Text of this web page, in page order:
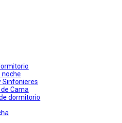
noche
Sinfonieres
Cama
dormitorio